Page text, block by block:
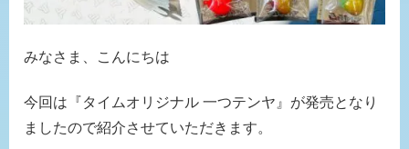
みなさま、こんにちは
今回は『タイムオリジナル 一つテンヤ』が発売となり
ましたので紹介させていただきます。